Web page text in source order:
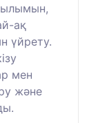
ақ
үйрету.
мен
және